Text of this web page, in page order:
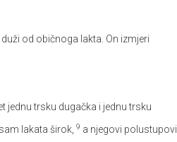
od običnoga lakta. On izmjeri
jednu trsku dugačka i jednu trsku
lakata širok, 9 a njegovi polustupovi